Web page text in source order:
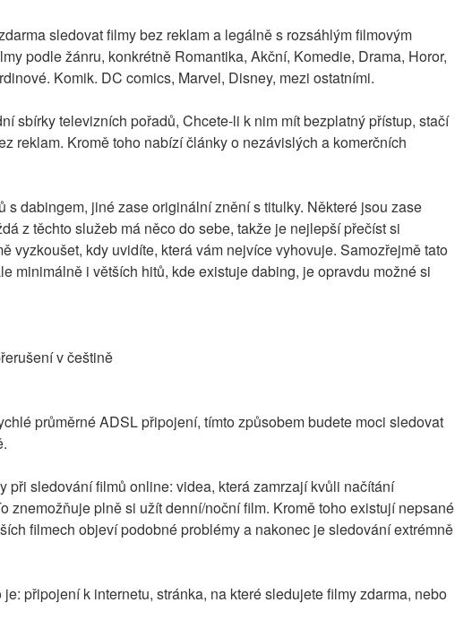
sledovat filmy bez reklam a legálně s rozsáhlým filmovým
podle žánru, konkrétně Romantika, Akční, Komedie, Drama, Horor,
Komik. DC comics, Marvel, Disney, mezi ostatními.
sbírky televizních pořadů, Chcete-li k nim mít bezplatný přístup, stačí
reklam. Kromě toho nabízí články o nezávislých a komerčních
s dabingem, jiné zase originální znění s titulky. Některé jsou zase
z těchto služeb má něco do sebe, takže je nejlepší přečíst si
vyzkoušet, kdy uvidíte, která vám nejvíce vyhovuje. Samozřejmě tato
minimálně i větších hitů, kde existuje dabing, je opravdu možné si
v češtině
průměrné ADSL připojení, tímto způsobem budete moci sledovat
při sledování filmů online: videa, která zamrzají kvůli načítání
znemožňuje plně si užít denní/noční film. Kromě toho existují nepsané
filmech objeví podobné problémy a nakonec je sledování extrémně
připojení k internetu, stránka, na které sledujete filmy zdarma, nebo